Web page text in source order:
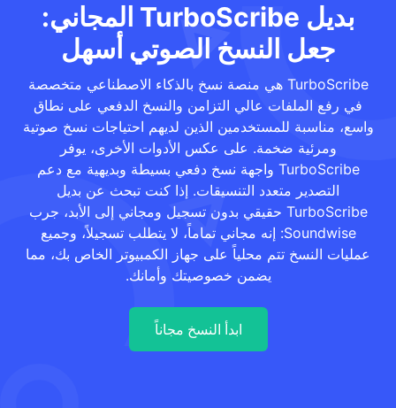
بديل TurboScribe المجاني:
جعل النسخ الصوتي أسهل
TurboScribe هي منصة نسخ بالذكاء الاصطناعي متخصصة
في رفع الملفات عالي التزامن والنسخ الدفعي على نطاق
واسع، مناسبة للمستخدمين الذين لديهم احتياجات نسخ صوتية
ومرئية ضخمة. على عكس الأدوات الأخرى، يوفر
TurboScribe واجهة نسخ دفعي بسيطة وبديهية مع دعم
التصدير متعدد التنسيقات. إذا كنت تبحث عن بديل
TurboScribe حقيقي بدون تسجيل ومجاني إلى الأبد، جرب
Soundwise: إنه مجاني تماماً، لا يتطلب تسجيلاً، وجميع
عمليات النسخ تتم محلياً على جهاز الكمبيوتر الخاص بك، مما
يضمن خصوصيتك وأمانك.
ابدأ النسخ مجاناً